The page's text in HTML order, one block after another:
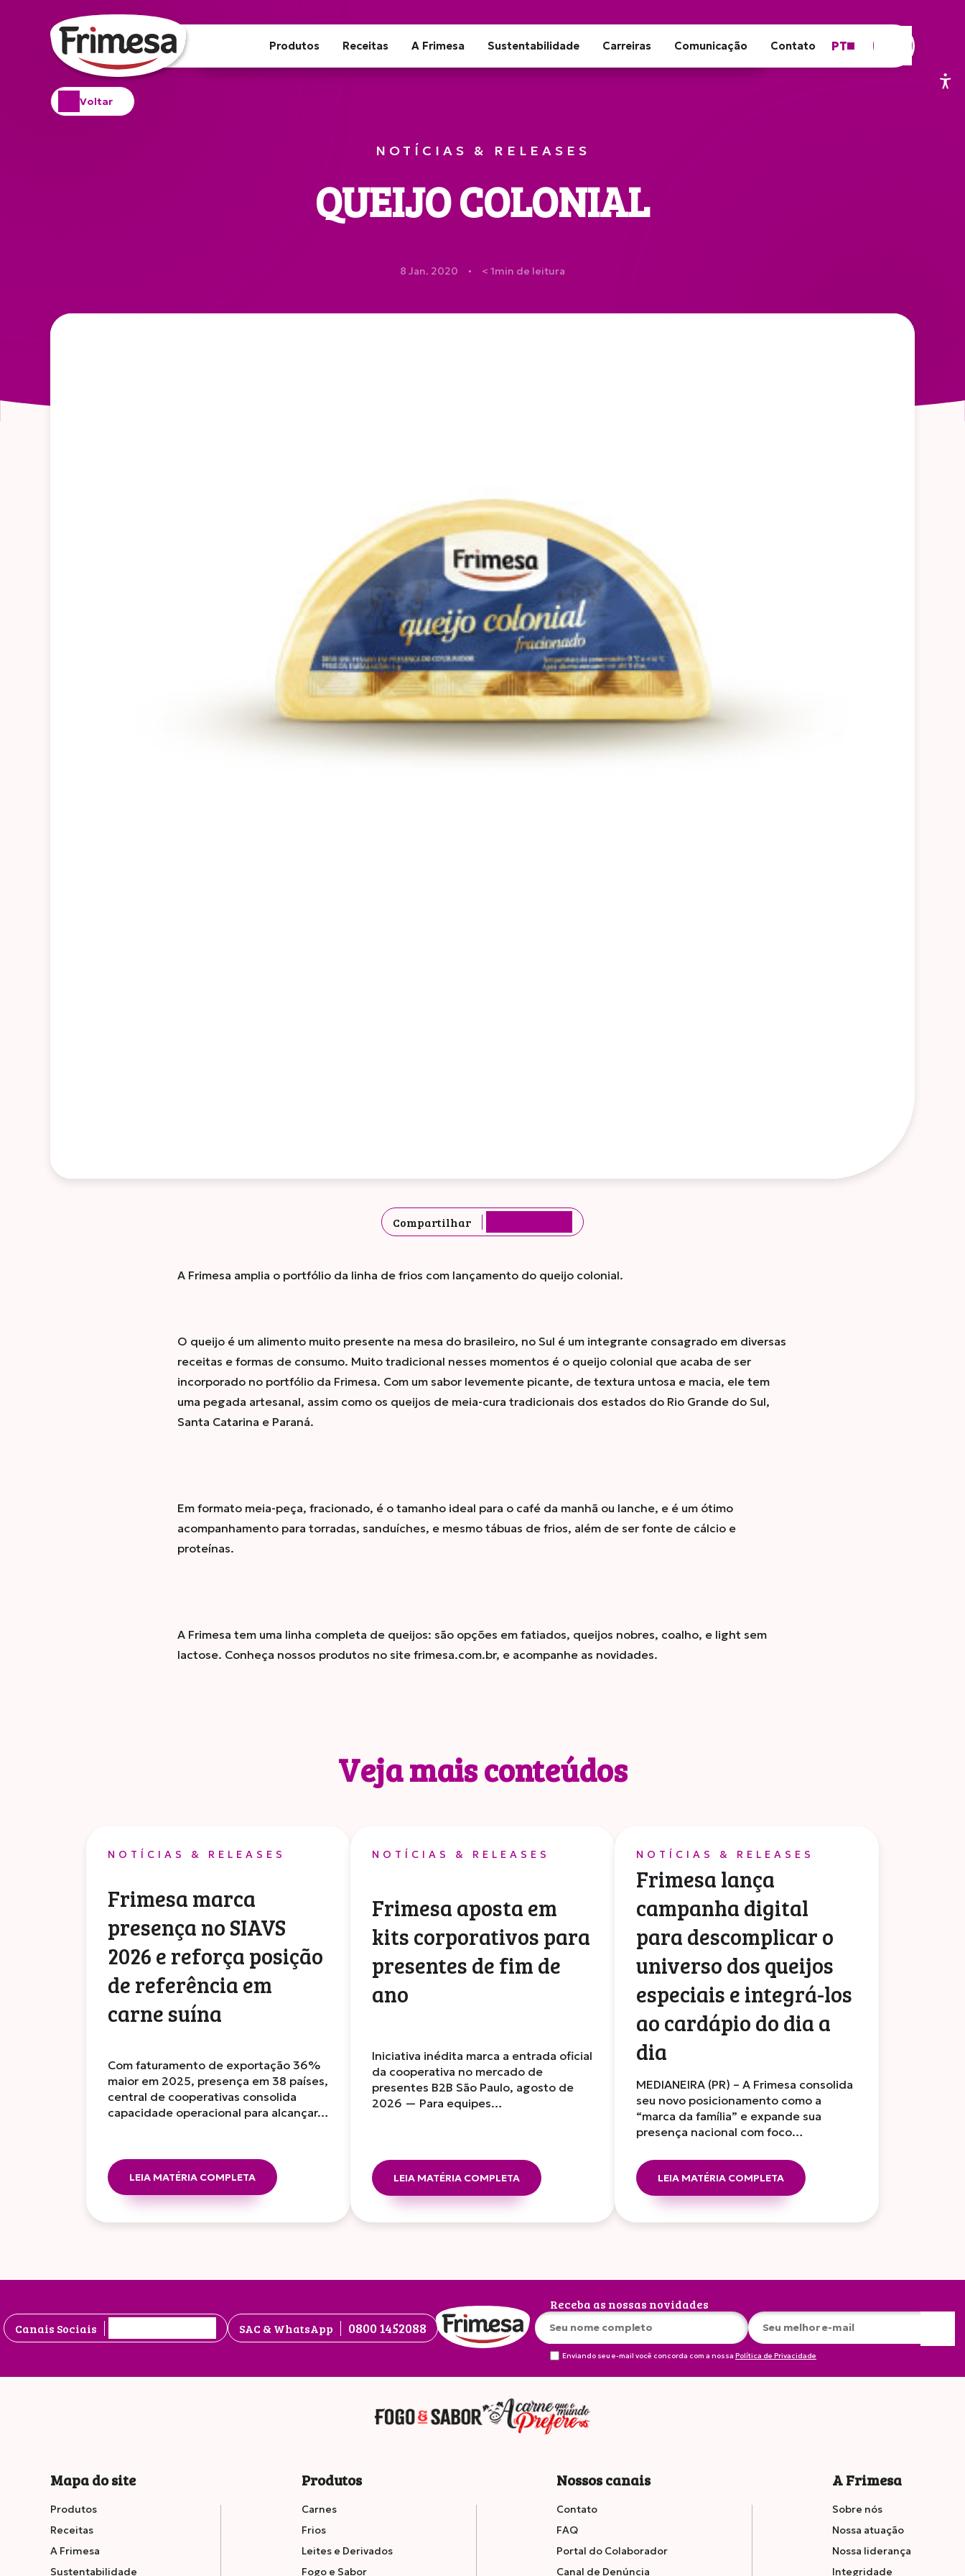
Produtos Receitas A Frimesa Sustentabilidade Carreiras Comunicação Contato PT
Voltar
NOTÍCIAS & RELEASES
QUEIJO COLONIAL
8 Jan. 2020 ● < 1min de leitura
Compartilhar
A Frimesa amplia o portfólio da linha de frios com lançamento do queijo colonial.
O queijo é um alimento muito presente na mesa do brasileiro, no Sul é um integrante consagrado em diversas
receitas e formas de consumo. Muito tradicional nesses momentos é o queijo colonial que acaba de ser
incorporado no portfólio da Frimesa. Com um sabor levemente picante, de textura untosa e macia, ele tem
uma pegada artesanal, assim como os queijos de meia-cura tradicionais dos estados do Rio Grande do Sul,
Santa Catarina e Paraná.
Em formato meia-peça, fracionado, é o tamanho ideal para o café da manhã ou lanche, e é um ótimo
acompanhamento para torradas, sanduíches, e mesmo tábuas de frios, além de ser fonte de cálcio e
proteínas.
A Frimesa tem uma linha completa de queijos: são opções em fatiados, queijos nobres, coalho, e light sem
lactose. Conheça nossos produtos no site frimesa.com.br, e acompanhe as novidades.
Veja mais conteúdos
NOTÍCIAS & RELEASES
Frimesa marca
presença no SIAVS
2026 e reforça posição
de referência em
carne suína
Com faturamento de exportação 36%
maior em 2025, presença em 38 países,
central de cooperativas consolida
capacidade operacional para alcançar…
LEIA MATÉRIA COMPLETA
NOTÍCIAS & RELEASES
Frimesa aposta em
kits corporativos para
presentes de fim de
ano
Iniciativa inédita marca a entrada oficial
da cooperativa no mercado de
presentes B2B São Paulo, agosto de
2026 — Para equipes…
LEIA MATÉRIA COMPLETA
NOTÍCIAS & RELEASES
Frimesa lança
campanha digital
para descomplicar o
universo dos queijos
especiais e integrá-los
ao cardápio do dia a
dia
MEDIANEIRA (PR) – A Frimesa consolida
seu novo posicionamento como a
“marca da família” e expande sua
presença nacional com foco…
LEIA MATÉRIA COMPLETA
Canais Sociais SAC & WhatsApp 0800 1452088
Receba as nossas novidades
Enviando seu e-mail você concorda com a nossa Política de Privacidade
Mapa do site
Produtos
Receitas
A Frimesa
Sustentabilidade
Produtos
Carnes
Frios
Leites e Derivados
Fogo e Sabor
Nossos canais
Contato
FAQ
Portal do Colaborador
Canal de Denúncia
A Frimesa
Sobre nós
Nossa atuação
Nossa liderança
Integridade